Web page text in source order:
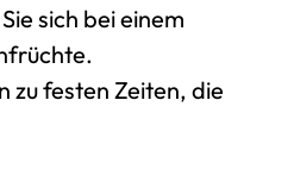
sich bei einem
zu festen Zeiten, die